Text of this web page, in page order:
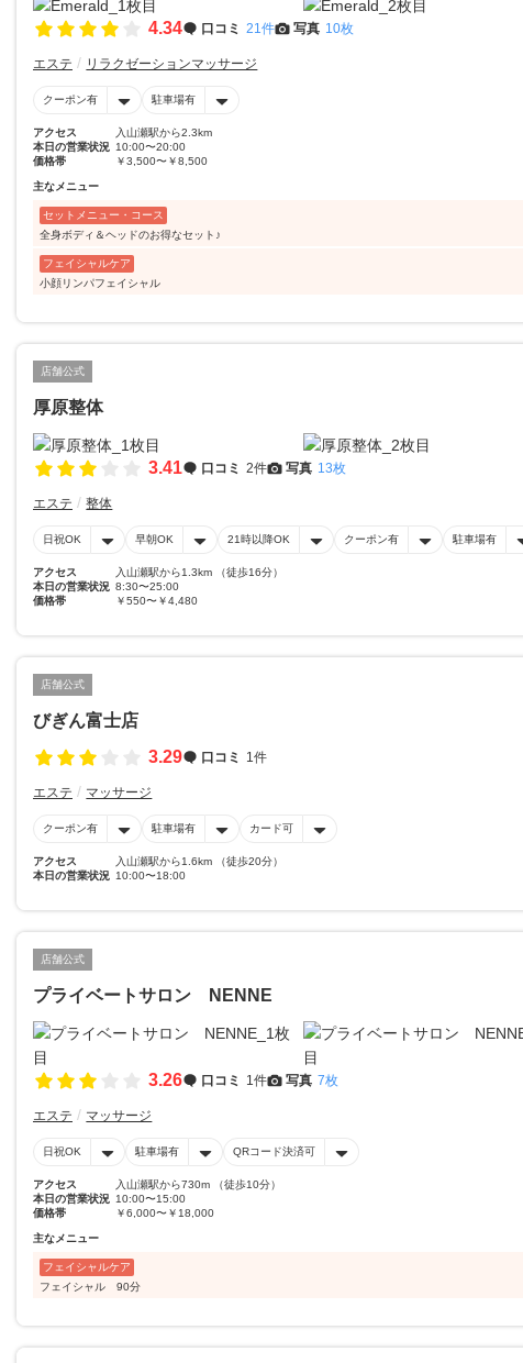
4.34 口コミ 21件 写真 10枚
エステ リラクゼーションマッサージ
クーポン有 駐車場有
アクセス
入山瀬駅から2.3km
本日の営業状況 10:00〜20:00
価格帯
￥3,500〜￥8,500
主なメニュー
セットメニュー・コース
全身ボディ＆ヘッドのお得なセット♪
フェイシャルケア
小顔リンパフェイシャル
店舗公式
厚原整体
3.41 口コミ 2件 写真 13枚
エステ 整体
日祝OK 早朝OK 21時以降OK クーポン有 駐車場有
アクセス
入山瀬駅から1.3km （徒歩16分）
本日の営業状況 8:30〜25:00
価格帯
￥550〜￥4,480
店舗公式
びぎん富士店
3.29
口コミ 1件
エステ マッサージ
クーポン有 駐車場有 カード可
アクセス
入山瀬駅から1.6km （徒歩20分）
本日の営業状況 10:00〜18:00
店舗公式
プライベートサロン NENNE
3.26 口コミ 1件 写真 7枚
エステ マッサージ
日祝OK 駐車場有 QRコード決済可
アクセス
入山瀬駅から730m （徒歩10分）
本日の営業状況 10:00〜15:00
価格帯
￥6,000〜￥18,000
主なメニュー
フェイシャルケア
フェイシャル 90分